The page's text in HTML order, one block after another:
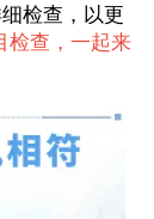
检查，以更
检查，一起来